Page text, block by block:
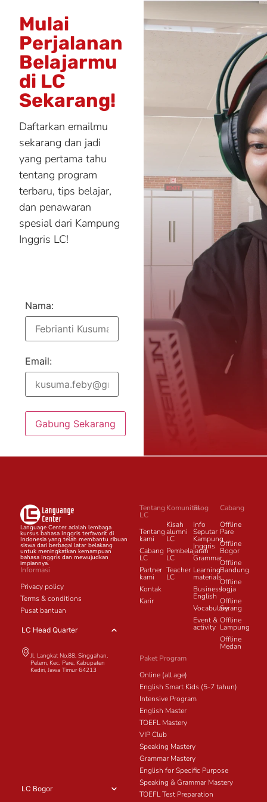
Mulai
Perjalanan
Belajarmu
di LC
Sekarang!
Daftarkan emailmu
sekarang dan jadi
yang pertama tahu
tentang program
terbaru, tips belajar,
dan penawaran
spesial dari Kampung
Inggris LC!
Nama:
Email:
Gabung Sekarang
Language Center adalah lembaga
kursus bahasa Inggris terfavorit di
Indonesia yang telah membantu ribuan
siswa dari berbagai latar belakang
untuk meningkatkan kemampuan
bahasa Inggris dan mewujudkan
impiannya.
Informasi
Privacy policy
Terms & conditions
Pusat bantuan
LC Head Quarter
Jl. Langkat No.88, Singgahan,
Pelem, Kec. Pare, Kabupaten
Kediri, Jawa Timur 64213
LC Bogor
Tentang
LC
Tentang
kami
Cabang
LC
Partner
kami
Kontak
Karir
Komunitas
Kisah
alumni
LC
Pembelajaran
LC
Teacher
LC
Blog
Info
Seputar
Kampung
Inggris
Grammar
Learning
materials
Business
English
Vocabulary
Event &
activity
Cabang
Offline
Pare
Offline
Bogor
Offline
Bandung
Offline
Jogja
Offline
Serang
Offline
Lampung
Offline
Medan
Paket Program
Online (all age)
English Smart Kids (5-7 tahun)
Intensive Program
English Master
TOEFL Mastery
VIP Club
Speaking Mastery
Grammar Mastery
English for Specific Purpose
Speaking & Grammar Mastery
TOEFL Test Preparation